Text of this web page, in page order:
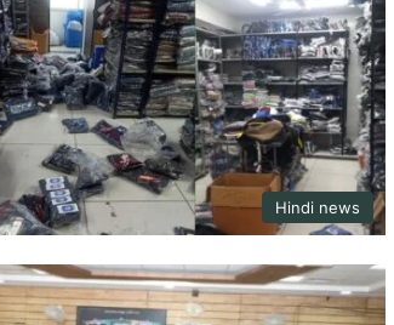
Hindi news